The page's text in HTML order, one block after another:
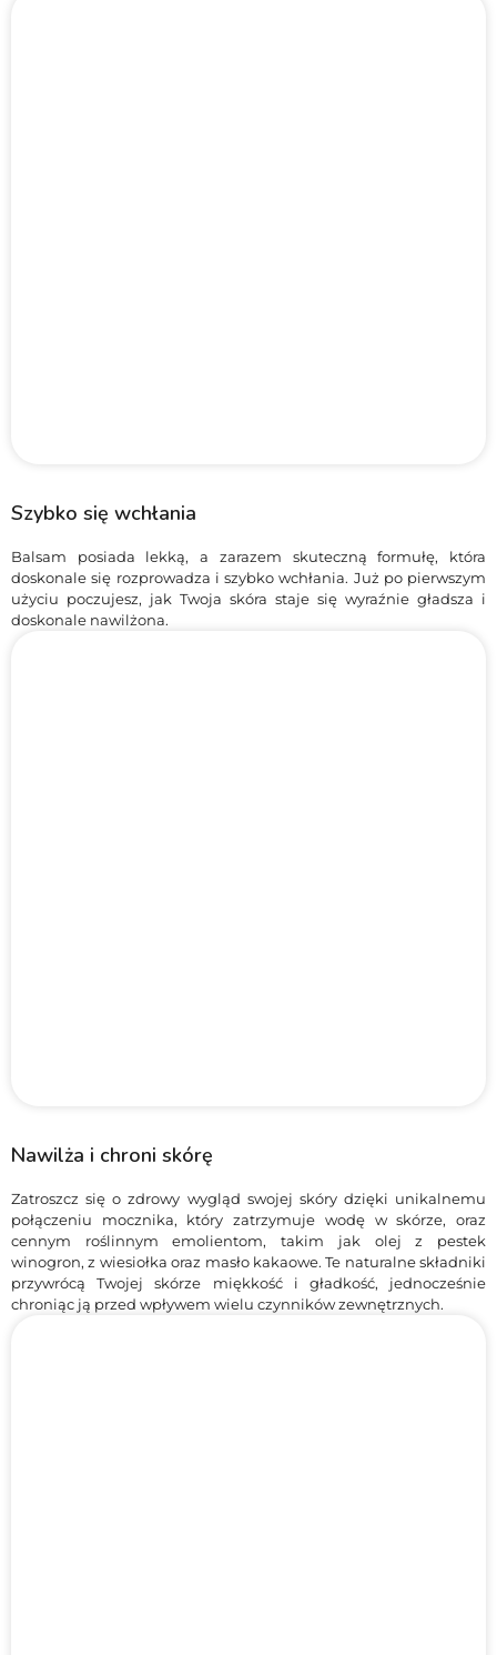
Szybko się wchłania
Balsam posiada lekką, a zarazem skuteczną formułę, która
doskonale się rozprowadza i szybko wchłania. Już po pierwszym
użyciu poczujesz, jak Twoja skóra staje się wyraźnie gładsza i
doskonale nawilżona.
Nawilża i chroni skórę
Zatroszcz się o zdrowy wygląd swojej skóry dzięki unikalnemu
połączeniu mocznika, który zatrzymuje wodę w skórze, oraz
cennym roślinnym emolientom, takim jak olej z pestek
winogron, z wiesiołka oraz masło kakaowe. Te naturalne składniki
przywrócą Twojej skórze miękkość i gładkość, jednocześnie
chroniąc ją przed wpływem wielu czynników zewnętrznych.